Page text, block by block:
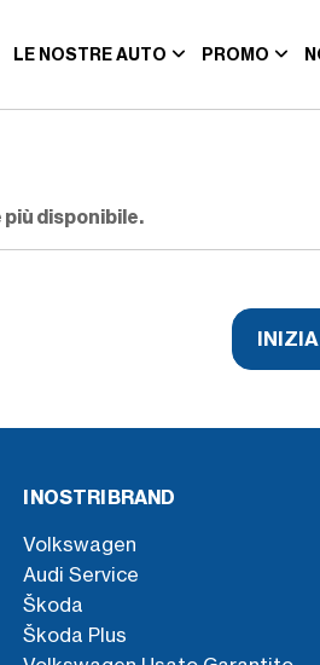
LE NOSTRE AUTO PROMO
più disponibile.
I NOSTRI BRAND
Volkswagen
Audi Service
Škoda
Škoda Plus